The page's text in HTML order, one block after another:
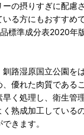
の摂りすぎに配慮
る方にもおすすめで
標準成分表2020年
路湿原国立公園を
優れた肉質である
早く処理し、衛生管
熟成加工している
きます。